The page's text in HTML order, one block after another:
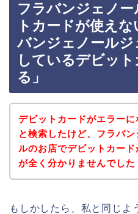
フラバンジェノ
トカードが使え
バンジェノール
しているデビッ
る」
デビットカードがエラーに
と検索したけど、フラバ
ルのお店でデビットカー
が全く分かりませんでした
もしかしたら、私と同じよ